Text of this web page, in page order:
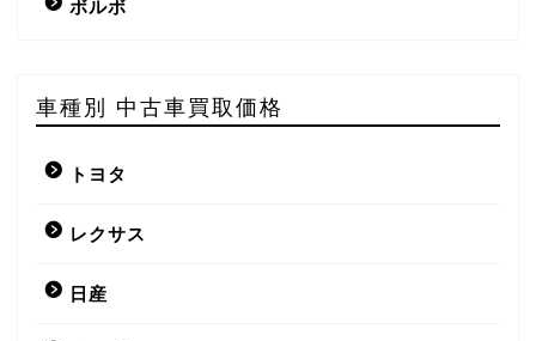
ボルボ
車種別 中古車買取価格
トヨタ
レクサス
日産